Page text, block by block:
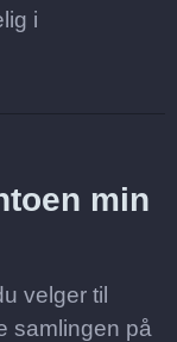
i
min
velger til
samlingen på